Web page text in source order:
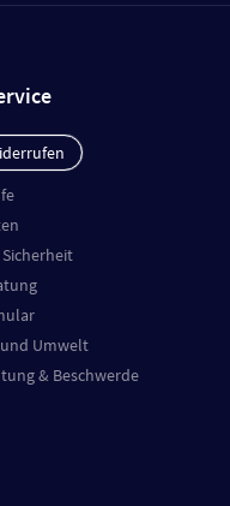
Umwelt
& Beschwerde